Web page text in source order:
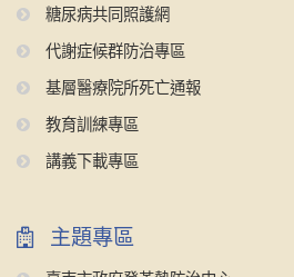
糖尿病共同照護網
代謝症候群防治專區
基層醫療院所死亡通報
教育訓練專區
講義下載專區
主題專區